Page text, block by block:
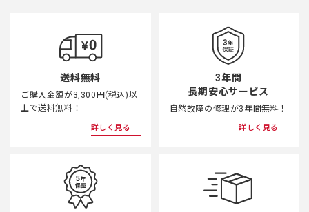
送料無料
ご購入金額が3,300円(税込)以
上で送料無料！
詳しく見る
3年間
長期安心サービス
自然故障の修理が3年間無料！
詳しく見る